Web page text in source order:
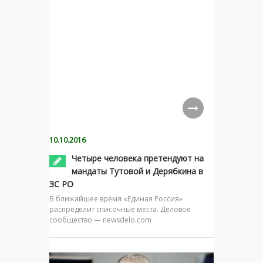
10.10.2016
Четыре человека претендуют на
мандаты Тутовой и Дерябкина в
ЗС РО
В ближайшее время «Единая Россия»
распределит списочные места. Деловое
сообщество — newsdelo.com